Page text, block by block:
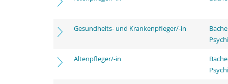
Gesundheits- und Krankenpfleger/-in
Altenpfleger/-in